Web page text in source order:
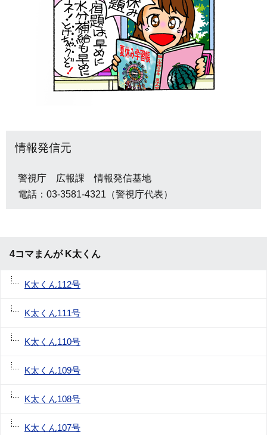
情報発信元
警視庁 広報課 情報発信基地
電話：03-3581-4321（警視庁代表）
4コマまんが K太くん
K太くん112号
K太くん111号
K太くん110号
K太くん109号
K太くん108号
K太くん107号